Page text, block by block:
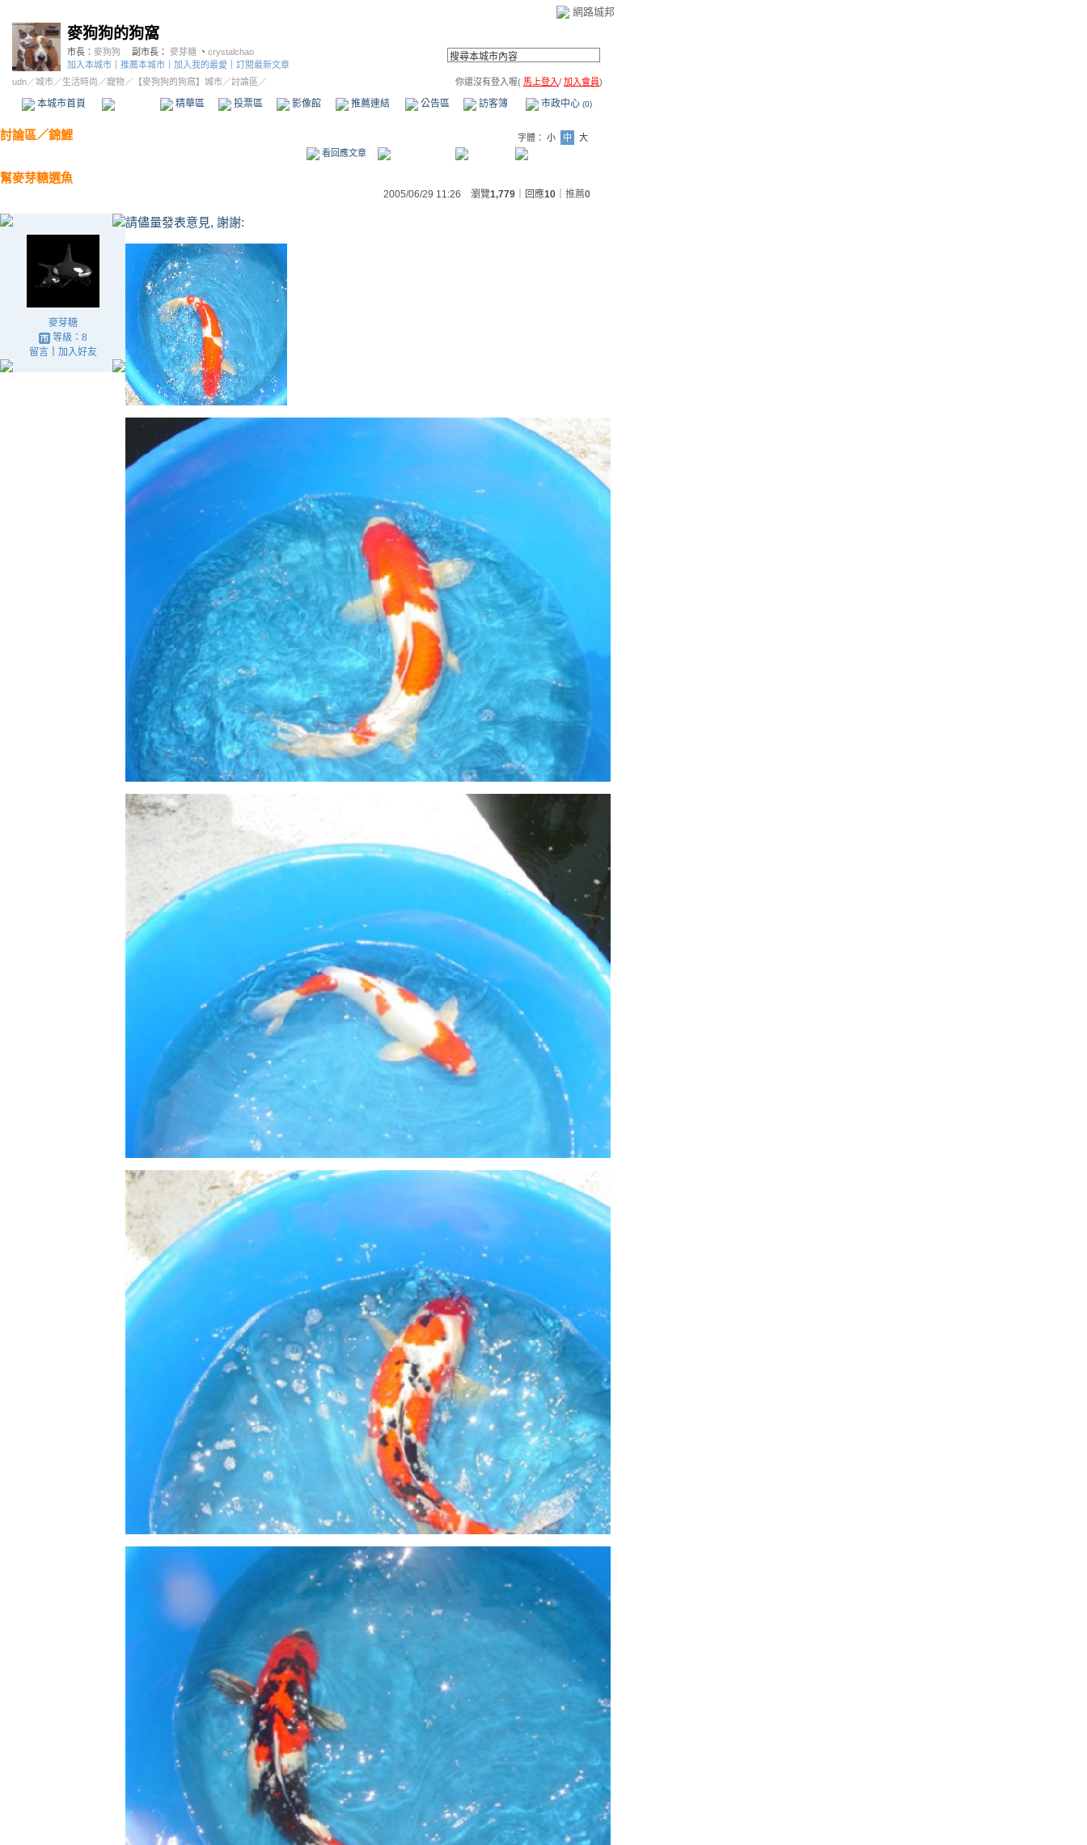
網路城邦
麥狗狗的狗窩
市長： 麥狗狗 副市長： 麥芽糖 、 crystalchao
加入本城市
推薦本城市 加入我的最愛
訂閱最新文章
udn／城市／生活時尚 ／寵物／ 【麥狗狗的狗窩】城市／討論區／ 你還沒有登入喔( 馬上登入/ 加入會員)
本城市首頁 精華區 投票區 影像館 推薦連結 公告區 訪客簿 市政中心 (0)
討論區／錦鯉 字體： 小 中
大
看回應文章
幫麥芽糖選魚
2005/06/29 11:26 瀏覽1,779 ｜回應10 推薦0
麥芽糖
等級：8
留言｜ 加入好友
請儘量發表意見, 謝謝: